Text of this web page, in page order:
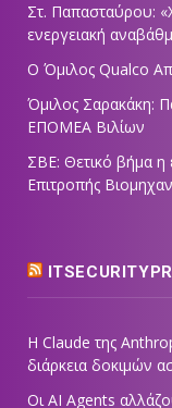
Στ. Παπασταύρου:
ενεργειακή
Ο Όμιλος Qualco
Όμιλος Σαρακάκη:
ΕΠΟΜΕΑ Βιλίων
ΣΒΕ: Θετικό βήμα η
Επιτροπής
Η Claude της
διάρκεια δοκιμών
Οι AI Agents